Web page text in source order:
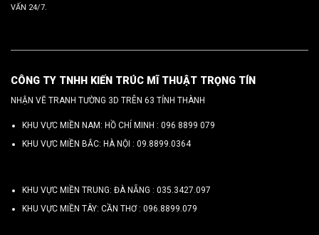
VẤN 24/7.
CÔNG TY TNHH KIẾN TRÚC MĨ THUẬT TRỌNG TÍN
NHẬN VẼ TRANH TƯỜNG 3D TRÊN 63 TỈNH THÀNH
KHU VỰC MIỀN NAM: HỒ CHÍ MINH : 096 8899 079
KHU VỰC MIỀN BẮC: HÀ NỘI : 09.8899.0364
KHU VỰC MIỀN TRUNG: ĐÀ NẴNG : 035.3427.097
KHU VỰC MIỀN TÂY: CẦN THƠ : 096.8899.079